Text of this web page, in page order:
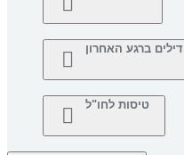
דילים ברגע האחרון
טיסות לחו"ל